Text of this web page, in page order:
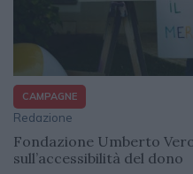
CAMPAGNE
Redazione
Fondazione Umberto
sull’accessibilità del dono